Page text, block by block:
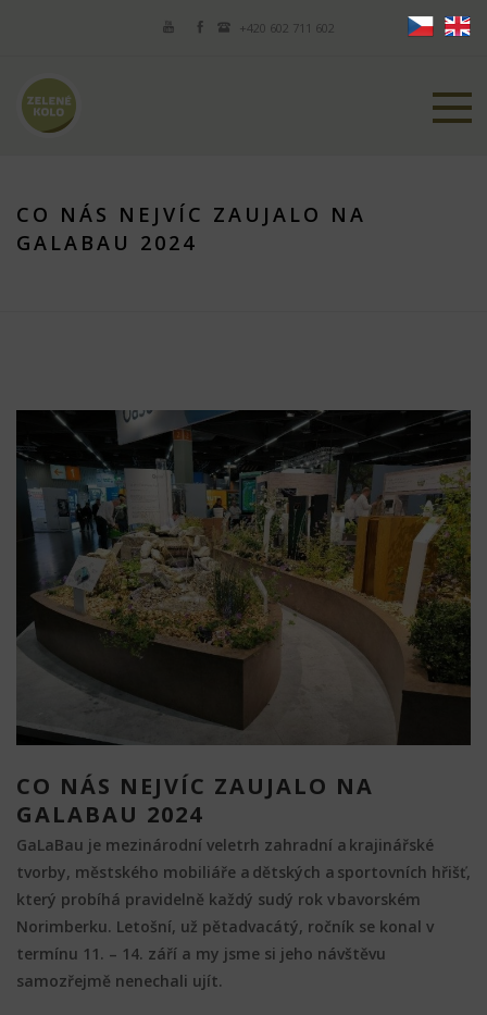
+420 602 711 602
CO NÁS NEJVÍC ZAUJALO NA
GALABAU 2024
CO NÁS NEJVÍC ZAUJALO NA
GALABAU 2024
GaLaBau je mezinárodní veletrh zahradní a krajinářské
tvorby, městského mobiliáře a dětských a sportovních hřišť,
který probíhá pravidelně každý sudý rok v bavorském
Norimberku. Letošní, už pětadvacátý, ročník se konal v
termínu 11. – 14. září a my jsme si jeho návštěvu
samozřejmě nenechali ujít.